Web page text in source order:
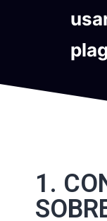
1.